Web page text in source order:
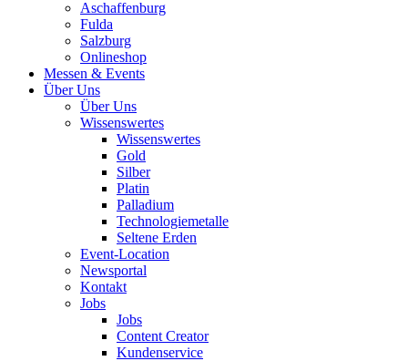
Aschaffenburg
Fulda
Salzburg
Onlineshop
Messen & Events
Über Uns
Über Uns
Wissenswertes
Wissenswertes
Gold
Silber
Platin
Palladium
Technologiemetalle
Seltene Erden
Event-Location
Newsportal
Kontakt
Jobs
Jobs
Content Creator
Kundenservice